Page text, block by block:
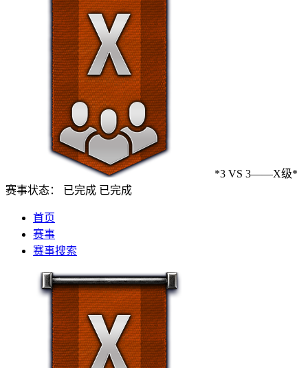
*3 VS 3——X级*
赛事状态：
已完成 已完成
首页
赛事
赛事搜索